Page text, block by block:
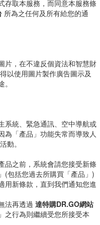
存取本服務，而同意本服務條
所為之任何及所有給您的通
片，在不違反個資法和智慧財
得以使用圖片製作廣告圖示及
系統、緊急通訊、空中導航或
為「產品」功能失常而導致人
動。
品之前，系統會請您接受新條
(包括您過去所購買「產品」)
用新條款，直到我們通知您進
法再透過 達特購DR.GO網站
之行為則繼續受您所接受本